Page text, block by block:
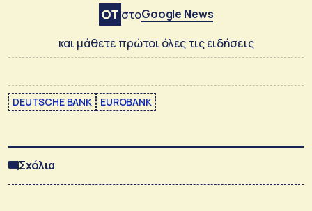
στοGoogle News
και μάθετε πρώτοι όλες τις ειδήσεις
DEUTSCHE BANK EUROBANK
Σχόλια